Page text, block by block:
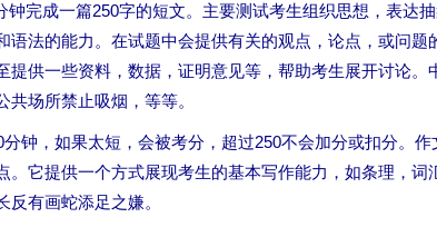
钟完成一篇250字的短文。主要测试考生组织思想，表达
语法的能力。在试题中会提供有关的观点，论点，或问题
提供一些资料，数据，证明意见等，帮助考生展开讨论。
场所禁止吸烟，等等。
钟，如果太短，会被考分，超过250不会加分或扣分。
。它提供一个方式展现考生的基本写作能力，如条理，词
反有画蛇添足之嫌。